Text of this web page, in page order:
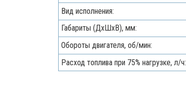
Вид исполнения:
Габариты (ДхШхВ), мм:
Обороты двигателя, об/мин:
Расход топлива при 75% нагрузке, л/ч: